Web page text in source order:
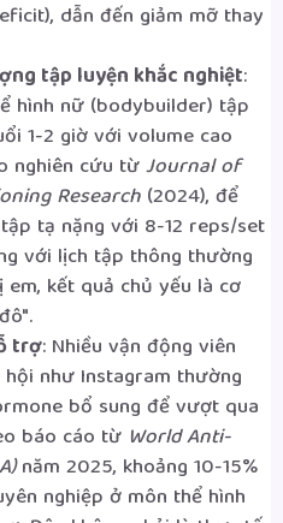
dẫn đến giảm mỡ thay
tập luyện khắc nghiệt:
hình nữ (bodybuilder) tập
1-2 giờ với volume cao
nghiên cứu từJournal of
Research(2024), để
tạ nặng với 8-12 reps/set
với lịch tập thông thường
kết quả chủ yếu là cơ
trợ: Nhiều vận động viên
như Instagram thường
bổ sung để vượt qua
báo cáo từ World Anti-
năm 2025, khoảng 10-15%
nghiệp ở môn thể hình